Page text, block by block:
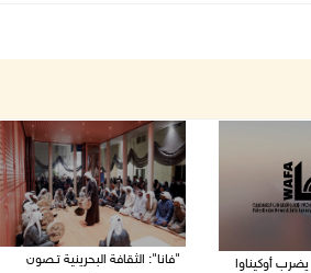
أوكيناوا
"فانا": الثقافة البحرينية تـصون